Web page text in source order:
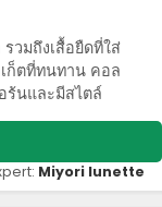
วมถึงเสื้อยืดที่ใส่
ก็ตที่ทนทาน คอล
ร้นและมีสไตล์
Miyori lunette